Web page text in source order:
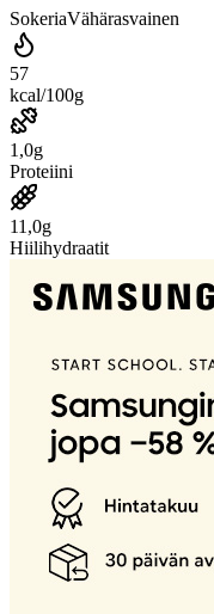
SokeriaVähärasvainen
57
kcal/100g
1,0g
Proteiini
11,0g
Hiilihydraatit